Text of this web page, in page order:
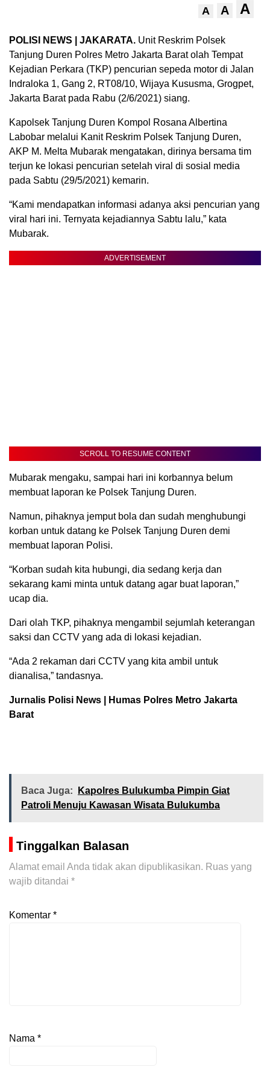
A A A
POLISI NEWS | JAKARATA. Unit Reskrim Polsek
Tanjung Duren Polres Metro Jakarta Barat olah Tempat
Kejadian Perkara (TKP) pencurian sepeda motor di Jalan
Indraloka 1, Gang 2, RT08/10, Wijaya Kususma, Grogpet,
Jakarta Barat pada Rabu (2/6/2021) siang.
Kapolsek Tanjung Duren Kompol Rosana Albertina
Labobar melalui Kanit Reskrim Polsek Tanjung Duren,
AKP M. Melta Mubarak mengatakan, dirinya bersama tim
terjun ke lokasi pencurian setelah viral di sosial media
pada Sabtu (29/5/2021) kemarin.
“Kami mendapatkan informasi adanya aksi pencurian yang
viral hari ini. Ternyata kejadiannya Sabtu lalu,” kata
Mubarak.
ADVERTISEMENT
SCROLL TO RESUME CONTENT
Mubarak mengaku, sampai hari ini korbannya belum
membuat laporan ke Polsek Tanjung Duren.
Namun, pihaknya jemput bola dan sudah menghubungi
korban untuk datang ke Polsek Tanjung Duren demi
membuat laporan Polisi.
“Korban sudah kita hubungi, dia sedang kerja dan
sekarang kami minta untuk datang agar buat laporan,”
ucap dia.
Dari olah TKP, pihaknya mengambil sejumlah keterangan
saksi dan CCTV yang ada di lokasi kejadian.
“Ada 2 rekaman dari CCTV yang kita ambil untuk
dianalisa,” tandasnya.
Jurnalis Polisi News | Humas Polres Metro Jakarta
Barat
Baca Juga:
Kapolres Bulukumba Pimpin Giat
Patroli Menuju Kawasan Wisata Bulukumba
Tinggalkan Balasan
Alamat email Anda tidak akan dipublikasikan. Ruas yang
wajib ditandai *
Komentar *
Nama *